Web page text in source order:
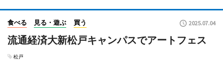
食べる 見る・遊ぶ 買う 2025.07.04
流通経済大新松戸キャンパスでアートフェス
松戸